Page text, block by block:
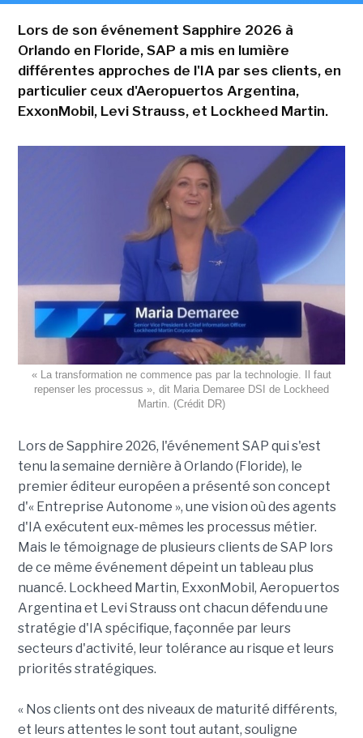
Lors de son événement Sapphire 2026 à
Orlando en Floride, SAP a mis en lumière
différentes approches de l'IA par ses clients, en
particulier ceux d'Aeropuertos Argentina,
ExxonMobil, Levi Strauss, et Lockheed Martin.
« La transformation ne commence pas par la technologie. Il faut
repenser les processus », dit Maria Demaree DSI de Lockheed
Martin. (Crédit DR)
Lors de Sapphire 2026, l'événement SAP qui s'est
tenu la semaine dernière à Orlando (Floride), le
premier éditeur européen a présenté son concept
d'« Entreprise Autonome », une vision où des agents
d'IA exécutent eux-mêmes les processus métier.
Mais le témoignage de plusieurs clients de SAP lors
de ce même événement dépeint un tableau plus
nuancé. Lockheed Martin, ExxonMobil, Aeropuertos
Argentina et Levi Strauss ont chacun défendu une
stratégie d'IA spécifique, façonnée par leurs
secteurs d'activité, leur tolérance au risque et leurs
priorités stratégiques.
« Nos clients ont des niveaux de maturité différents,
et leurs attentes le sont tout autant, souligne